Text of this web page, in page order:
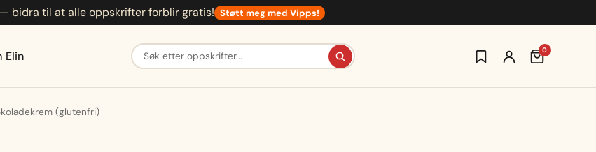
bidra til at alle oppskrifter forblir gratis! Støtt meg med Vipps!
Elin Søk etter oppskrifter 0
(glutenfri)